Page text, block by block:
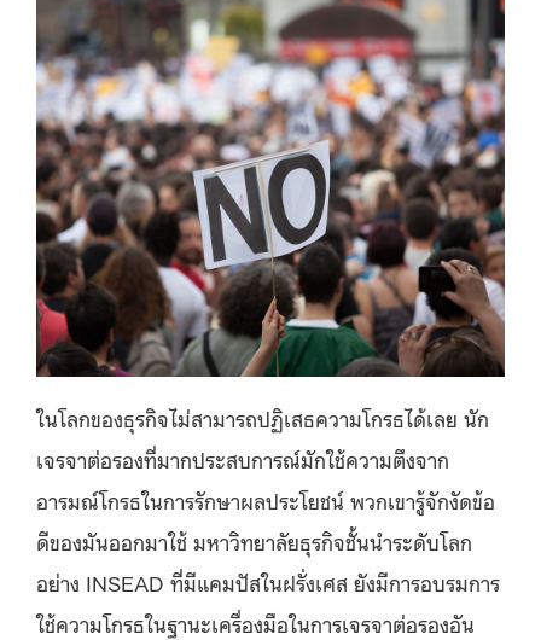
ในโลกของธุรกิจไม่สามารถปฏิเสธความโกรธได้เลย นัก
เจรจาต่อรองที่มากประสบการณ์มักใช้ความตึงจาก
อารมณ์โกรธในการรักษาผลประโยชน์ พวกเขารู้จักงัดข้อ
ดีของมันออกมาใช้ มหาวิทยาลัยธุรกิจชั้นนำระดับโลก
อย่าง INSEAD ที่มีแคมปัสในฝรั่งเศส ยังมีการอบรมการ
ใช้ความโกรธในฐานะเครื่องมือในการเจรจาต่อรองอัน